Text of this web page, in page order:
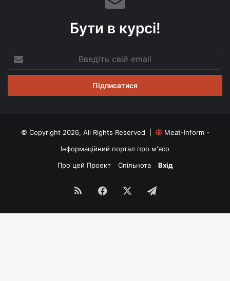
Бути в курсі!
свій
email
© Copyright 2026, All Rights Reserved |
Meat-Inform -
Інформаційний портал про м'ясо
Про цей Проект
Спільнота Вхід
RSS Facebook